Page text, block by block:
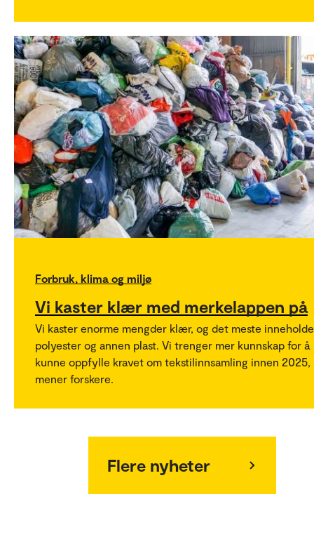
Forbruk, klima og miljø
Vi kaster klær med merkelappen på
Vi kaster enorme mengder klær, og det meste
polyester og annen plast. Vi trenger mer kunnskap for å
kunne oppfylle kravet om tekstilinnsamling innen 2025,
mener forskere.
Flere nyheter